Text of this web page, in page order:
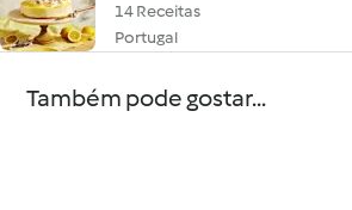
14 Receitas
Portugal
Também pode gostar...